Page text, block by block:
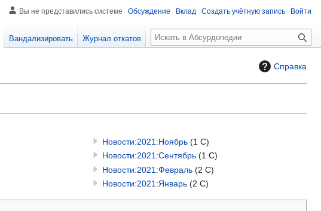
Справка
Новости:2021:Ноябрь (1 С)
Новости:2021:Сентябрь (1 С)
Новости:2021:Февраль (2 С)
Новости:2021:Январь (2 С)
Вы не представились системе Обсуждение Вклад Создать учётную запись Войти
Вандализировать Журнал откатов
П
о
к